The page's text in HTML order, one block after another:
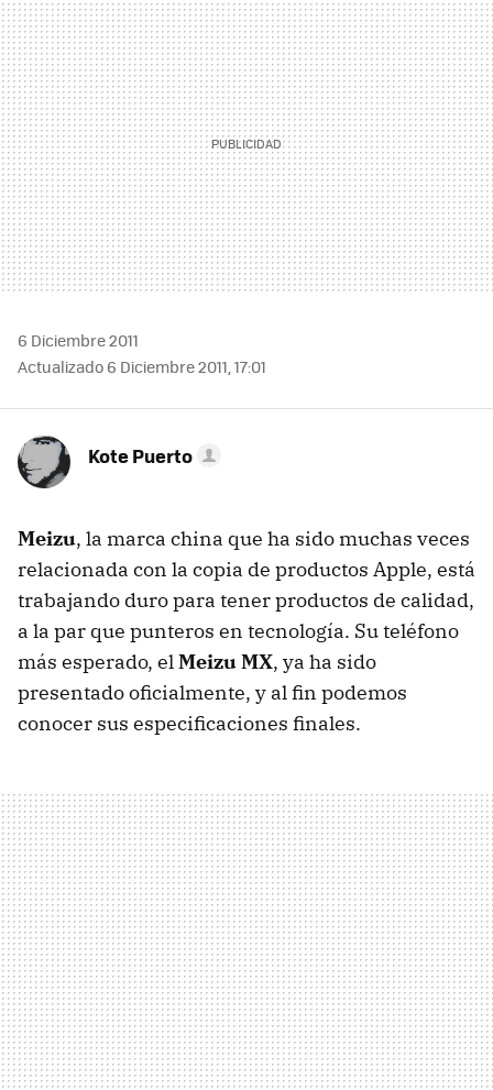
MAIL
6 Diciembre 2011
Actualizado 6 Diciembre 2011, 17:01
Kote Puerto
Meizu, la marca china que ha sido muchas veces
relacionada con la copia de productos Apple, está
trabajando duro para tener productos de calidad,
a la par que punteros en tecnología. Su teléfono
más esperado, elMeizu MX, ya ha sido
presentado oficialmente, y al fin podemos
conocer sus especificaciones finales.